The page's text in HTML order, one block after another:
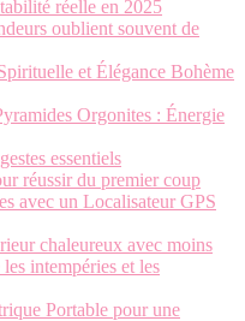
réelle en 2025
oublient souvent de
et Élégance Bohème
Orgonites : Énergie
essentiels
réussir du premier coup
avec un Localisateur GPS
chaleureux avec moins
intempéries et les
Portable pour une